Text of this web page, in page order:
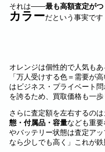
それは――最も高額査定が
カラーだという事実です
オレンジは個性的で人気も
「万人受けする色＝需要が
はビジネス・プライベート
を誇るため、買取価格も一歩
さらに査定額を左右するの
態・付属品・容量なども重
やバッテリー状態は査定ア
なら少しでも高く」これが鉄